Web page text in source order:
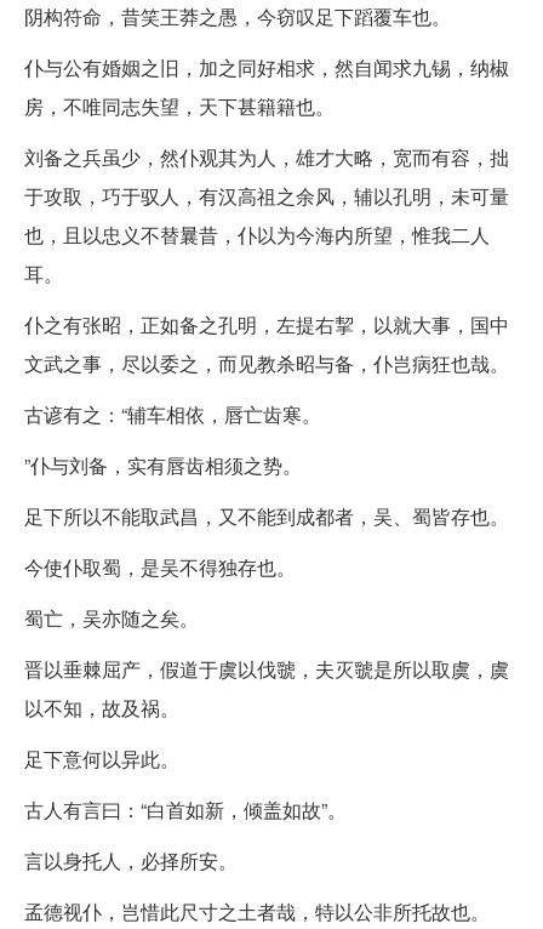
阴构符命，昔笑王莽之愚，今窃叹足下蹈覆车也。
仆与公有婚姻之旧，加之同好相求，然自闻求九锡，纳椒
房，不唯同志失望，天下甚籍籍也。
刘备之兵虽少，然仆观其为人，雄才大略，宽而有容，拙
于攻取，巧于驭人，有汉高祖之余风，辅以孔明，未可量
也，且以忠义不替曩昔，仆以为今海内所望，惟我二人
耳。
仆之有张昭，正如备之孔明，左提右挈，以就大事，国中
文武之事，尽以委之，而见教杀昭与备，仆岂病狂也哉。
古谚有之：“辅车相依，唇亡齿寒。
”仆与刘备，实有唇齿相须之势。
足下所以不能取武昌，又不能到成都者，吴、蜀皆存也。
今使仆取蜀，是吴不得独存也。
蜀亡，吴亦随之矣。
晋以垂棘屈产，假道于虞以伐虢，夫灭虢是所以取虞，虞
以不知，故及祸。
足下意何以异此。
古人有言曰：“白首如新，倾盖如故”。
言以身托人，必择所安。
孟德视仆，岂惜此尺寸之土者哉，特以公非所托故也。